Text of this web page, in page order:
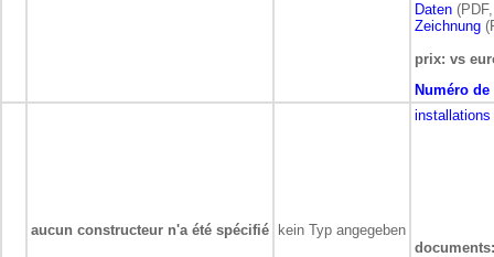
Daten
Zeichnung
prix: vs
Numéro
aucun constructeur n'a été spécifié kein Typ angegeben
documents: